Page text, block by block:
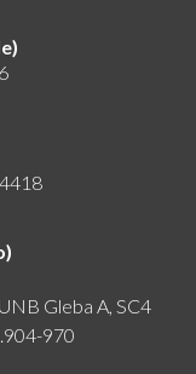
Gleba A, SC4
970